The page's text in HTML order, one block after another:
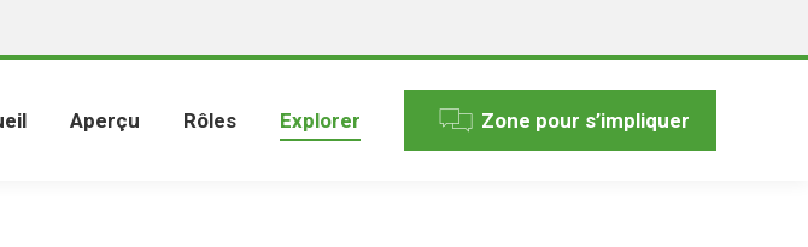
Aperçu Rôles Explorer Zone pour s’impliquer